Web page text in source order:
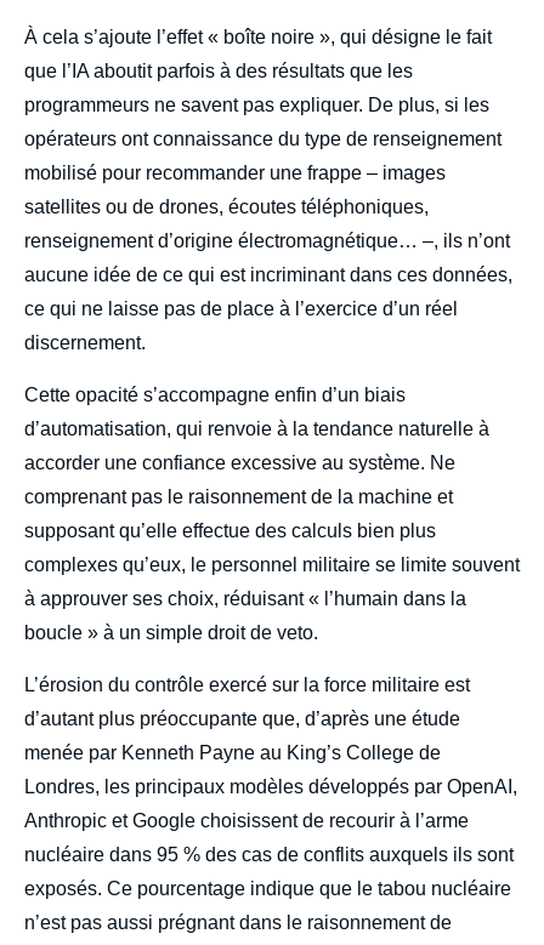
body
À cela s’ajoute l’effet « boîte noire », qui désigne le fait
que l’IA aboutit parfois à des résultats que les
programmeurs ne savent pas expliquer. De plus, si les
opérateurs ont connaissance du type de renseignement
mobilisé pour recommander une frappe – images
satellites ou de drones, écoutes téléphoniques,
renseignement d’origine électromagnétique… –, ils n’ont
aucune idée de ce qui est incriminant dans ces données,
ce qui ne laisse pas de place à l’exercice d’un réel
discernement.
Cette opacité s’accompagne enfin d’un biais
d’automatisation, qui renvoie à la tendance naturelle à
accorder une confiance excessive au système. Ne
comprenant pas le raisonnement de la machine et
supposant qu’elle effectue des calculs bien plus
complexes qu’eux, le personnel militaire se limite souvent
à approuver ses choix, réduisant « l’humain dans la
boucle » à un simple droit de veto.
L’érosion du contrôle exercé sur la force militaire est
d’autant plus préoccupante que, d’après une étude
menée par Kenneth Payne au King’s College de
Londres, les principaux modèles développés par OpenAI,
Anthropic et Google choisissent de recourir à l’arme
nucléaire dans 95 % des cas de conflits auxquels ils sont
exposés. Ce pourcentage indique que le tabou nucléaire
n’est pas aussi prégnant dans le raisonnement de